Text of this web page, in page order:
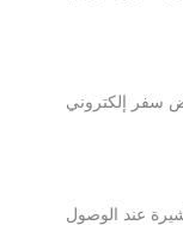
سفر إلكتروني
عند الوصول